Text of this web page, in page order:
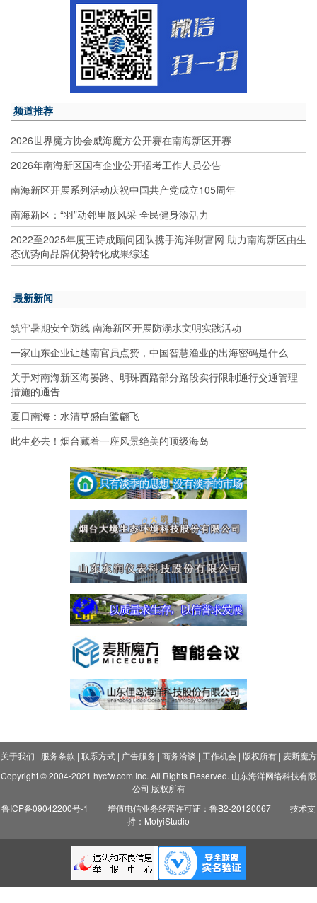
频道推荐
2026世界魔方协会威海魔方公开赛在南海新区开赛
2026年南海新区国有企业公开招考工作人员公告
南海新区开展系列活动庆祝中国共产党成立105周年
南海新区：“羽”动邻里展风采 全民健身添活力
2022至2025年度王诗成顾问团队携手海洋财富网 助力南海新区由生
态优势向品牌优势转化成果综述
最新新闻
筑牢暑期安全防线 南海新区开展防溺水文明实践活动
一家山东企业让越南官员点赞，中国智慧渔业的出海密码是什么
关于对南海新区海晏路、明珠西路部分路段实行限制通行交通管理
措施的通告
夏日南海：水清草盛白鹭翩飞
此生必去！烟台藏着一座风景绝美的顶级海岛
关于我们 | 服务条款 | 联系方式| 广告服务 | 商务洽谈 | 工作机会| 版权所有| 麦斯魔方
Copyright © 2004-2021 hycfw.com Inc. All Rights Reserved. 山东海洋网络科技有限
公司 版权所有
鲁ICP备09042200号-1
增值电信业务经营许可证：鲁B2-20120067
技术支
持：MofyiStudio